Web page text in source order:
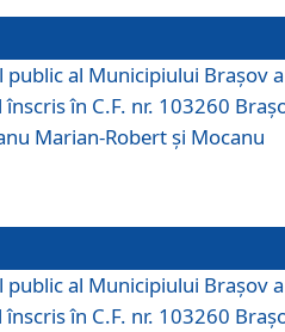
al Municipiului Braşov a
în C.F. nr. 103260
Marian-Robert și Mocanu
al Municipiului Braşov a
în C.F. nr. 103260